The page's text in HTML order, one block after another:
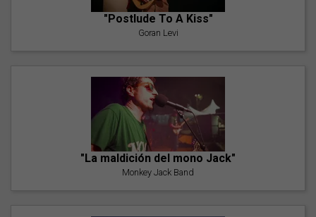
"Postlude To A Kiss"
Goran Levi
"La maldición del mono Jack"
Monkey Jack Band